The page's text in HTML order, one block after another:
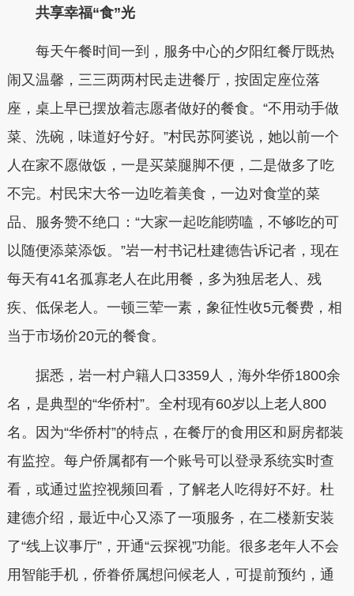
共享幸福“食”光
每天午餐时间一到，服务中心的夕阳红餐厅既热
闹又温馨，三三两两村民走进餐厅，按固定座位落
座，桌上早已摆放着志愿者做好的餐食。“不用动手做
菜、洗碗，味道好兮好。”村民苏阿婆说，她以前一个
人在家不愿做饭，一是买菜腿脚不便，二是做多了吃
不完。村民宋大爷一边吃着美食，一边对食堂的菜
品、服务赞不绝口：“大家一起吃能唠嗑，不够吃的可
以随便添菜添饭。”岩一村书记杜建德告诉记者，现在
每天有41名孤寡老人在此用餐，多为独居老人、残
疾、低保老人。一顿三荤一素，象征性收5元餐费，相
当于市场价20元的餐食。
据悉，岩一村户籍人口3359人，海外华侨1800余
名，是典型的“华侨村”。全村现有60岁以上老人800
名。因为“华侨村”的特点，在餐厅的食用区和厨房都装
有监控。每户侨属都有一个账号可以登录系统实时查
看，或通过监控视频回看，了解老人吃得好不好。杜
建德介绍，最近中心又添了一项服务，在二楼新安装
了“线上议事厅”，开通“云探视”功能。很多老年人不会
用智能手机，侨眷侨属想问候老人，可提前预约，通